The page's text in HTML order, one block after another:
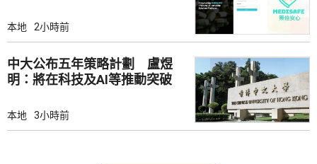
本地 2小時前
中大公布五年策略計劃 盧煜
明：將在科技及AI等推動突破
本地 3小時前